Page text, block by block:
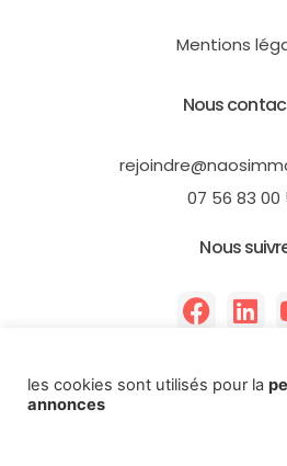
Mentions
Nous
07 56 83 00
Nous
les cookies sont utilisés pour la
annonces